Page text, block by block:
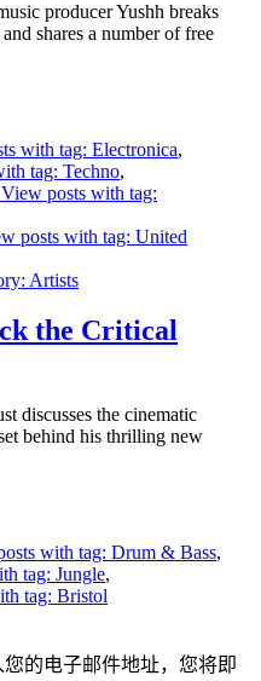
producer Yushh breaks
shares a number of free
with tag: Electronica,
tag: Techno,
posts with tag:
posts with tag: United
Artists
the Critical
discusses the cinematic
behind his thrilling new
with tag: Drum & Bass,
tag: Jungle,
tag: Bristol
您的电子邮件地址，您将即